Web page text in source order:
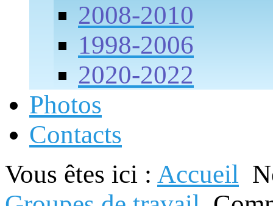
2008-2010
1998-2006
2020-2022
Photos
Contacts
Vous êtes ici : Accueil